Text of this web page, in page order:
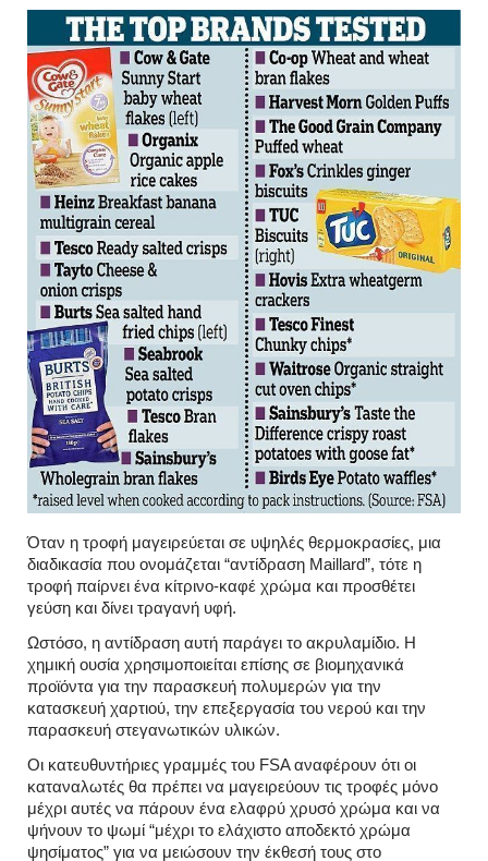
Όταν η τροφή μαγειρεύεται σε υψηλές θερμοκρασίες, μια
διαδικασία που ονομάζεται “αντίδραση Maillard”, τότε η
τροφή παίρνει ένα κίτρινο-καφέ χρώμα και προσθέτει
γεύση και δίνει τραγανή υφή.
Ωστόσο, η αντίδραση αυτή παράγει το ακρυλαμίδιο. Η
χημική ουσία χρησιμοποιείται επίσης σε βιομηχανικά
προϊόντα για την παρασκευή πολυμερών για την
κατασκευή χαρτιού, την επεξεργασία του νερού και την
παρασκευή στεγανωτικών υλικών.
Οι κατευθυντήριες γραμμές του FSA αναφέρουν ότι οι
καταναλωτές θα πρέπει να μαγειρεύουν τις τροφές μόνο
μέχρι αυτές να πάρουν ένα ελαφρύ χρυσό χρώμα και να
ψήνουν το ψωμί “μέχρι το ελάχιστο αποδεκτό χρώμα
ψησίματος” για να μειώσουν την έκθεσή τους στο